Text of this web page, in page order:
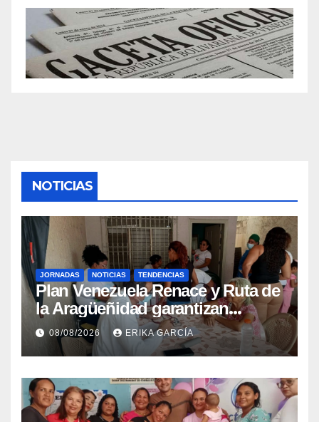
NOTICIAS
JORNADAS NOTICIAS TENDENCIAS
Plan Venezuela Renace y Ruta de
la Aragüeñidad garantizan
atención médica integral en
Aragua
08/08/2026 ERIKA GARCÍA